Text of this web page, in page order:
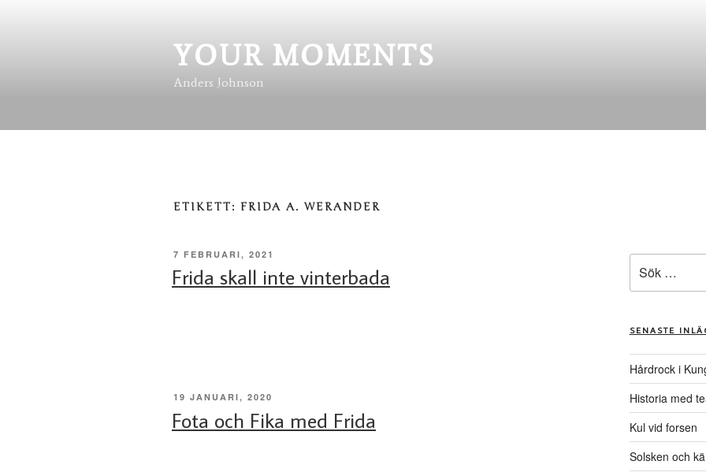
YOUR MOMENTS
Anders Johnson
ETIKETT: FRIDA A. WERANDER
PUBLICERAT
7 FEBRUARI, 2021
Frida skall inte vinterbada
PUBLICERAT
19 JANUARI, 2020
Fota och Fika med Frida
efter:
SENASTE
Hårdrock i
Historia med
Kul vid forsen
Solsken och